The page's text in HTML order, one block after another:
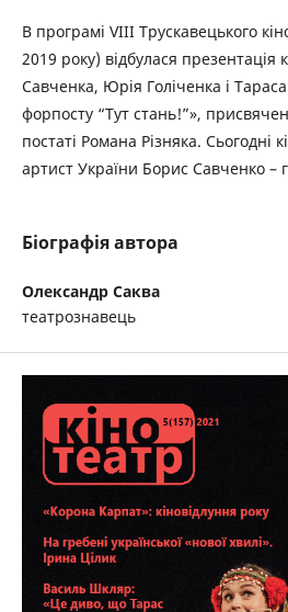
В програмі VIII Трускавецького
2019 року) відбулася презентація
Савченка, Юрія Голіченка і
форпосту “Тут стань!”»,
постаті Романа Різняка.
артист України Борис Савченко –
Біографія автора
Олександр Саква
театрознавець